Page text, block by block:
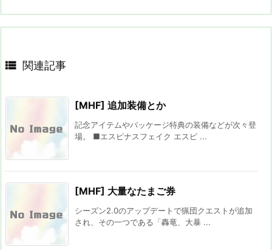
 関連記事
[MHF] 追加装備とか
記念アイテムやパッケージ特典の装備などが次々登
場。 ■エスピナスフェイク エスピ ...
[MHF] 大量なたまご券
シーズン2.0のアップデートで猟団クエストが追加
され、その一つである「轟竜、大暴 ...